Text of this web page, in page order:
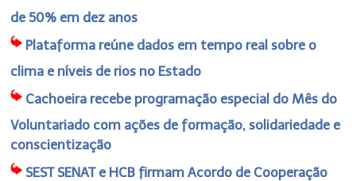
de 50% em dez anos
Plataforma reúne dados em tempo real sobre o
clima e níveis de rios no Estado
Cachoeira recebe programação especial do Mês do
Voluntariado com ações de formação, solidariedade e
conscientização
SEST SENAT e HCB firmam Acordo de Cooperação